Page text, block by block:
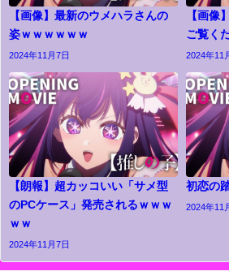
【画像】最新のウメハラさんの
姿ｗｗｗｗｗｗ
2024年11月7日
【画像
ご覧く
2024年11
【朗報】超カッコいい「サメ型
のPCケース」発売されるｗｗｗ
ｗｗ
2024年11月7日
初恋の
2024年11